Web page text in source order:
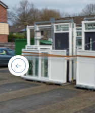
previous